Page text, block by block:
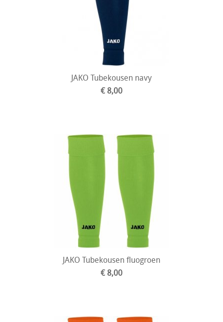
JAKO Tubekousen navy
€ 8,00
JAKO Tubekousen fluogroen
€ 8,00